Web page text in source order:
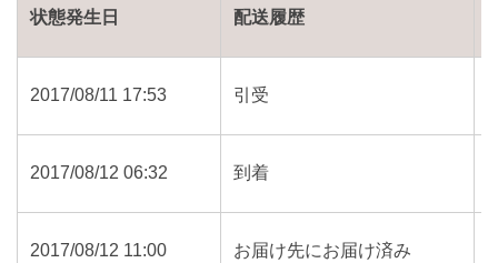
状態発生日 配送履歴
2017/08/11 17:53 引受
2017/08/12 06:32 到着
2017/08/12 11:00 お届け先にお届け済み